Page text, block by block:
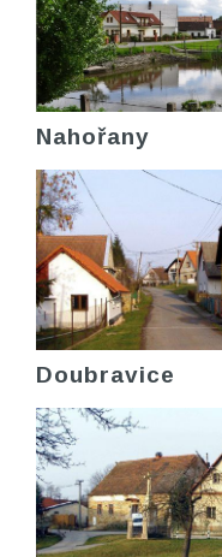
Nahořany
Doubravice